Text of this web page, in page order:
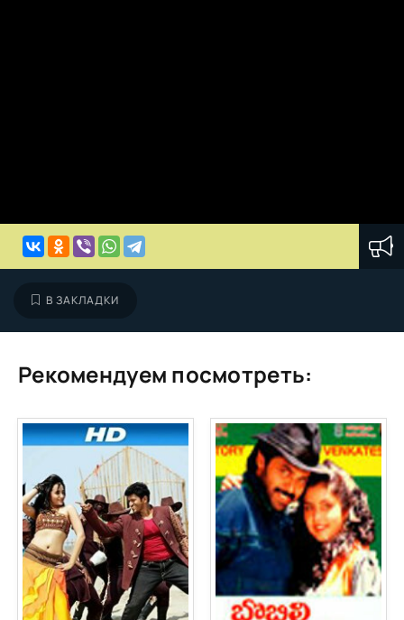
В ЗАКЛАДКИ
Рекомендуем посмотреть: